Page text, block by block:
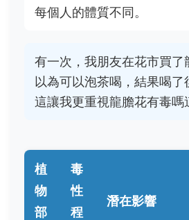
每個人的體質不同。
有一次，我朋友在花市買了
以為可以泡茶喝，結果喝了
這讓我更重視龍膽花有毒嗎
植
物
部
毒
性
程
潛在影響